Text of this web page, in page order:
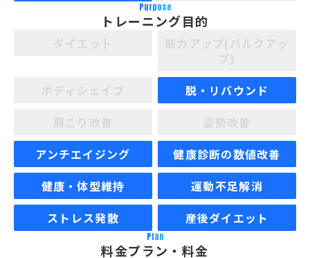
Purpose
トレーニング目的
脱・リバウンド
アンチエイジング
健康診断の数値改善
健康・体型維持
運動不足解消
ストレス発散
産後ダイエット
Plan
料金プラン・料金